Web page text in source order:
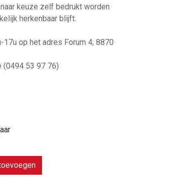
keuze zelf bedrukt worden
herkenbaar blijft.
op het adres Forum 4; 8870
(0494 53 97 76)